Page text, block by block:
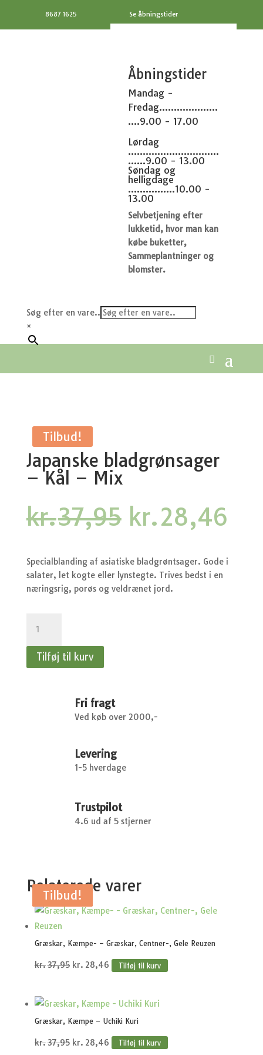
8687 1625 Se åbningstider
Åbningstider
Mandag -
Fredag....................
....9.00 - 17.00
Lørdag
...............................
......9.00 - 13.00
Søndag og
helligdage
................10.00 -
13.00
Selvbetjening efter
lukketid, hvor man kan
købe buketter,
Sammeplantninger og
blomster.
Søg efter en vare..
×
Tilbud!
Japanske bladgrønsager
– Kål – Mix
kr.37,95 Den
oprindelige
var:
kr.37,95.
kr.28,46
er:
Specialblanding af asiatiske bladgrøntsager. Gode i
salater, let kogte eller lynstegte. Trives bedst i en
næringsrig, porøs og veldrænet jord.
bladgrønsager
-
Tilføj til kurv
Fri fragt
Ved køb over 2000,-
Levering
1-5 hverdage
Trustpilot
4.6 ud af 5 stjerner
Relaterede varer
Tilbud!
Græskar, Kæmpe- – Græskar, Centner-, Gele Reuzen
kr.37,95 Den
var:
kr.37,95.
kr. 28,46Den
er:
kr.28,46.
Tilføj til kurv
Tilbud!
Græskar, Kæmpe – Uchiki Kuri
kr.37,95 Den
kr. 28,46DenTilføj til kurv
Tilbud!
Tilbud!
Tilbud!